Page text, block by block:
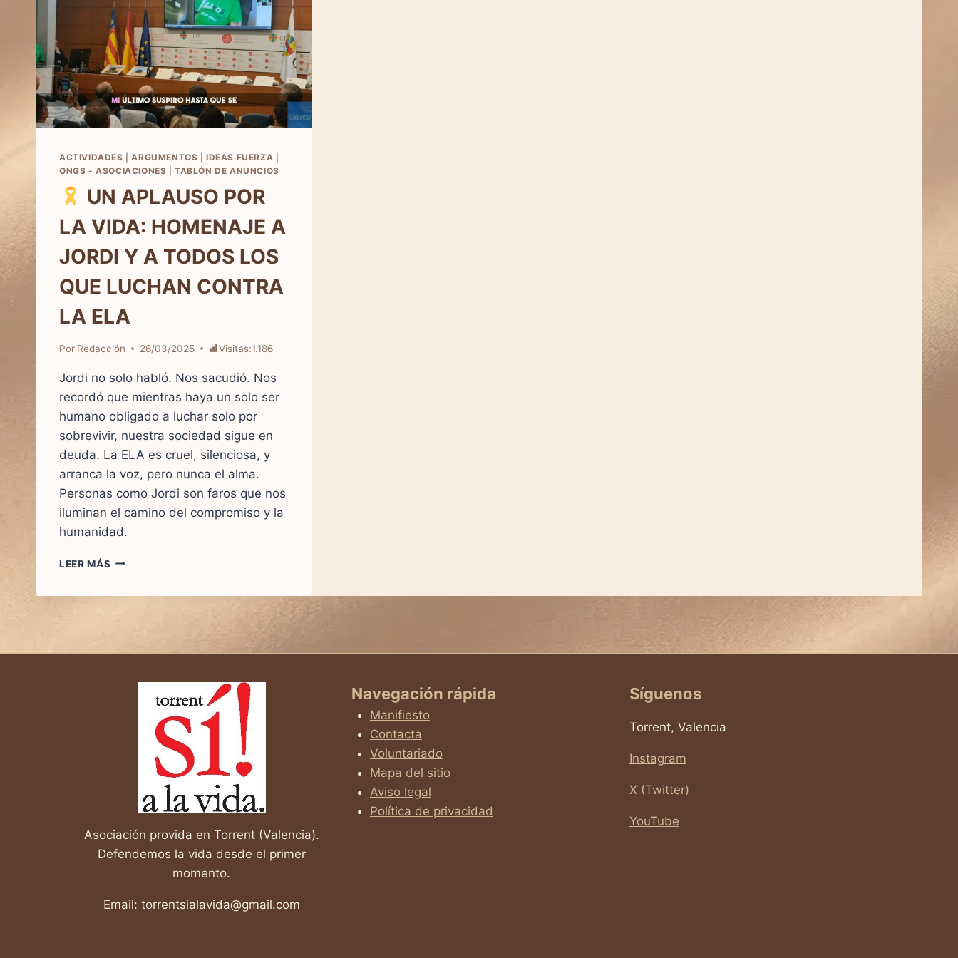
ACTIVIDADES |ARGUMENTOS |IDEAS FUERZA
ONGS - ASOCIACIONES |TABLÓN DE ANUNCIOS
UN APLAUSO POR
LA VIDA: HOMENAJE A
JORDI Y A TODOS LOS
QUE LUCHAN CONTRA
LA ELA
Por Redacción 26/03/2025 Visitas:1.186
Jordi no solo habló. Nos sacudió. Nos
recordó que mientras haya un solo ser
humano obligado a luchar solo por
sobrevivir, nuestra sociedad sigue en
deuda. La ELA es cruel, silenciosa, y
arranca la voz, pero nunca el alma.
Personas como Jordi son faros que nos
iluminan el camino del compromiso y la
humanidad.
LEER MÁS
JORDI
Asociación provida en Torrent (Valencia).
Defendemos la vida desde el primer
momento.
Email: torrentsialavida@gmail.com
Navegación rápida
Manifiesto
Contacta
Voluntariado
Mapa del sitio
Aviso legal
Política de privacidad
Síguenos
Torrent, Valencia
Instagram
X (Twitter)
YouTube